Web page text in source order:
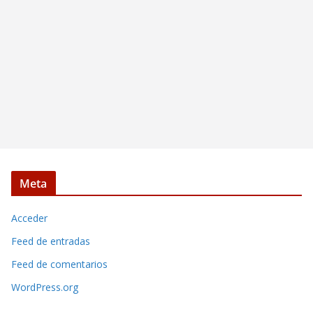
Meta
Acceder
Feed de entradas
Feed de comentarios
WordPress.org